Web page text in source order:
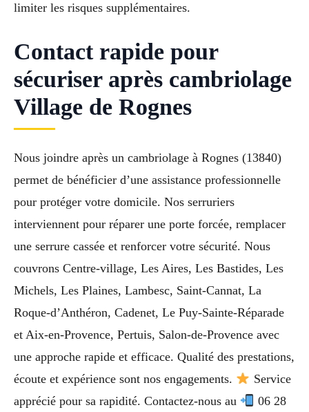
limiter les risques supplémentaires.
Contact rapide pour
sécuriser après cambriolage
Village de Rognes
Nous joindre après un cambriolage à Rognes (13840)
permet de bénéficier d’une assistance professionnelle
pour protéger votre domicile. Nos serruriers
interviennent pour réparer une porte forcée, remplacer
une serrure cassée et renforcer votre sécurité. Nous
couvrons Centre-village, Les Aires, Les Bastides, Les
Michels, Les Plaines, Lambesc, Saint-Cannat, La
Roque-d’Anthéron, Cadenet, Le Puy-Sainte-Réparade
et Aix-en-Provence, Pertuis, Salon-de-Provence avec
une approche rapide et efficace. Qualité des prestations,
écoute et expérience sont nos engagements.
Service
apprécié pour sa rapidité. Contactez-nous au
06 28